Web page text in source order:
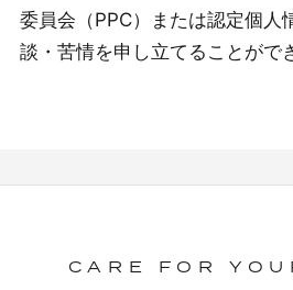
委員会（PPC）または認定個人
談・苦情を申し立てることがで
CARE FOR